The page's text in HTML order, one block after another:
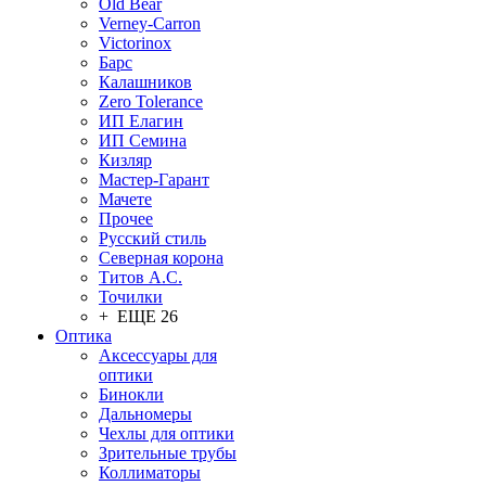
Old Bear
Verney-Carron
Victorinox
Барс
Калашников
Zero Tolerance
ИП Елагин
ИП Семина
Кизляр
Мастер-Гарант
Мачете
Прочее
Русский стиль
Северная корона
Титов А.С.
Точилки
+ ЕЩЕ 26
Оптика
Аксессуары для
оптики
Бинокли
Дальномеры
Чехлы для оптики
Зрительные трубы
Коллиматоры